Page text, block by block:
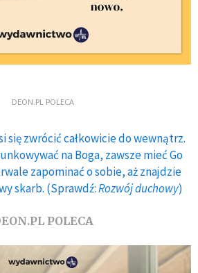
DEON.PL POLECA
się zwrócić całkowicie do wewnątrz.
na Boga, zawsze mieć Go
zapominać o sobie, aż znajdzie
skarb. (Sprawdź:Rozwój duchowy)
POLECA